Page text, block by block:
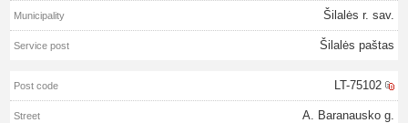
Šilalės r. sav.
Šilalės paštas
LT-75102
A. Baranausko g.